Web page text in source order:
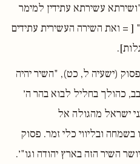
עשירתא עתידין למימר
[ = ואת השירה העשירית עתידים
(ישעיה ל, כט), "השיר יהיה
כהולך בחליל לבוא בהר ה׳
ישראל מהגולה אל
ובליווי כלי זמר. פסוק
השיר הזה בארץ יהודה וגו"׳.